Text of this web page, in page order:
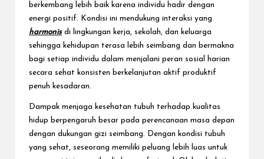
berkembang lebih baik karena individu hadir dengan
energi positif. Kondisi ini mendukung interaksi yang
harmonisdi lingkungan kerja, sekolah, dan keluarga
sehingga kehidupan terasa lebih seimbang dan bermakna
bagi setiap individu dalam menjalani peran sosial harian
secara sehat konsisten berkelanjutan aktif produktif
penuh kesadaran.
Dampak menjaga kesehatan tubuh terhadap kualitas
hidup berpengaruh besar pada perencanaan masa depan
dengan dukungan gizi seimbang. Dengan kondisi tubuh
yang sehat, seseorang memiliki peluang lebih luas untuk